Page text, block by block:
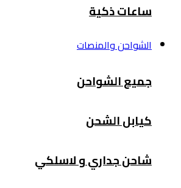
ساعات ذكية
الشواحن والمنصات
جميع الشواحن
كيابل الشحن
شاحن جداري و لاسلكي